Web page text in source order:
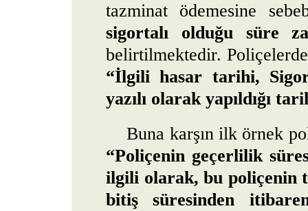
tazminat ödemesine
sigortalı olduğu süre
belirtilmektedir.
“İlgili hasar tarihi,
yazılı olarak yapıldığı
Buna karşın ilk örnek
“Poliçenin geçerlilik
ilgili olarak, bu poliçenin
bitiş süresinden